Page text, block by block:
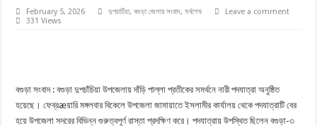
বগুড়ায় মর্মান্তিক বাস দুর্ঘটনায় জামায়াতের শোক প্রকাশ
বগুড়ায় বাসচাপায় নিহতের সংখ্যা বেড়ে ৭ আহত প্রায় ২৫জন
February 5, 2026 দুপচাচিঁয়া,বগুড়া জেলার সংবাদ,সর্বশেষ
Leave a comment
331 Views
বগুড়া সংবাদ : বগুড়া দুপচাঁচিয়া উপজেলায় দাঁড়ি পাল্লা প্রতীকের সমর্থনে নারী পদযাত্রা অনুষ্ঠিত
হয়েছে। ফেব্রæয়ারি মঙ্গলবার বিকেলে উপজেলা জামায়াতে ইসলামীর কার্যালয় থেকে পদযাত্রাটি বের
হয়ে উপজেলা সদরের বিভিন্ন গুরুত্বপূর্ণ রাস্তা প্রদক্ষিণ করে। পদযাত্রায় উপস্থিত ছিলেন বগুড়া-৩